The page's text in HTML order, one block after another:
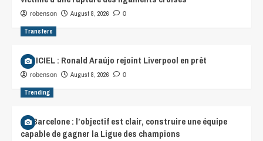
robenson August 8, 2026 0
Transfers
OFFICIEL : Ronald Araújo rejoint Liverpool en prêt
robenson August 8, 2026 0
Trending
FC Barcelone : l’objectif est clair, construire une équipe
capable de gagner la Ligue des champions